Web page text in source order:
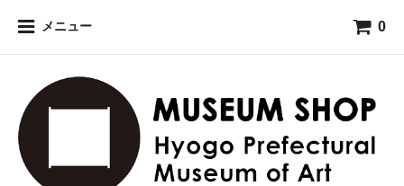
メニュー 0